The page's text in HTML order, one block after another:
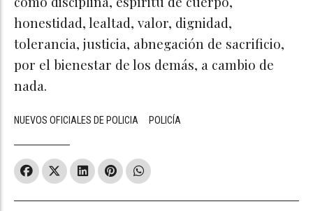
honestidad, lealtad, valor, dignidad,
tolerancia, justicia, abnegación de sacrificio,
por el bienestar de los demás, a cambio de
nada.
NUEVOS OFICIALES DE POLICIA POLICÍA